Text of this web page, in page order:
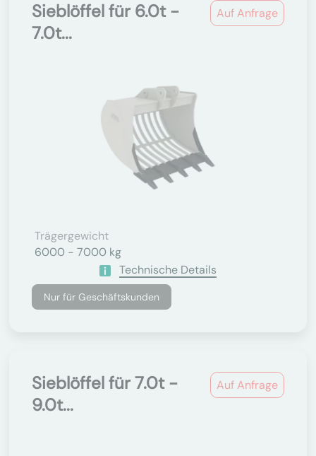
Auf Anfrage
Sieblöffel für 6.0t -
7.0t...
Trägergewicht
6000 - 7000 kg
Technische Details
Nur für Geschäftskunden
Auf Anfrage
Sieblöffel für 7.0t -
9.0t...